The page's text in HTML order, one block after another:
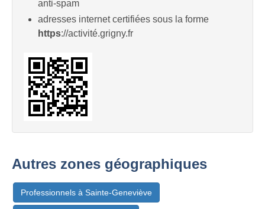
anti-spam
adresses internet certifiées sous la forme
https://activité.grigny.fr
Autres zones géographiques
Professionnels à Sainte-Geneviève